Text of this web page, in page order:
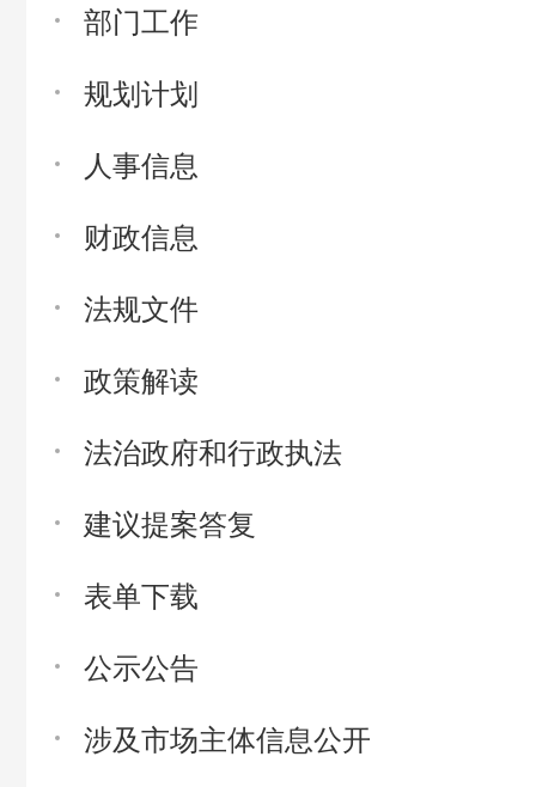
部门工作
规划计划
人事信息
财政信息
法规文件
政策解读
法治政府和行政执法
建议提案答复
表单下载
公示公告
涉及市场主体信息公开